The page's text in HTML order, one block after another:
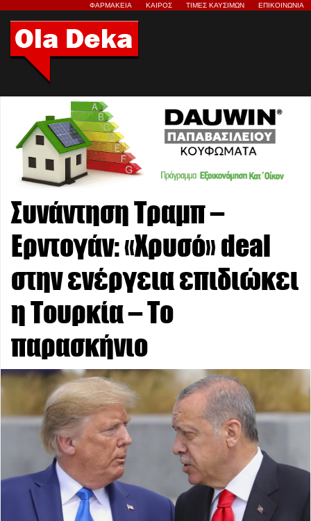
ΦΑΡΜΑΚΕΙΑ ΚΑΙΡΟΣ ΤΙΜΕΣ ΚΑΥΣΙΜΩΝ ΕΠΙΚΟΙΝΩΝΙΑ
Συνάντηση Τραμπ –
Ερντογάν: «Χρυσό» deal
στην ενέργεια επιδιώκει
η Τουρκία – Το
παρασκήνιο